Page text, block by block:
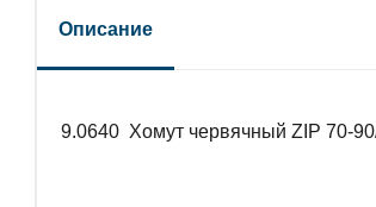
Описание
9.0640 Хомут червячный ZIP 70-